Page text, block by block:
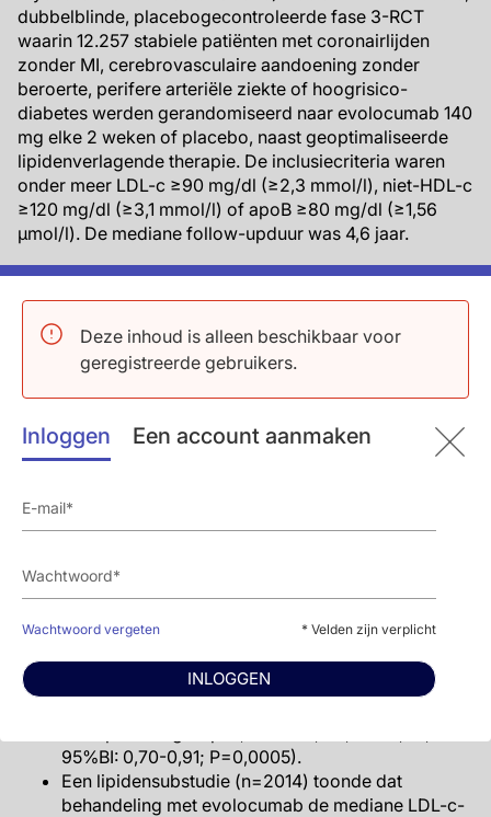
Deze inhoud is alleen beschikbaar voor
geregistreerde gebruikers.
Inloggen Een account aanmaken
Wachtwoord vergeten * Velden zijn verplicht
INLOGGEN
dubbelblinde, placebogecontroleerde fase 3-RCT
waarin 12.257 stabiele patiënten met coronairlijden
zonder MI, cerebrovasculaire aandoening zonder
beroerte, perifere arteriële ziekte of hoogrisico-
diabetes werden gerandomiseerd naar evolocumab 140
mg elke 2 weken of placebo, naast geoptimaliseerde
lipidenverlagende therapie. De inclusiecriteria waren
onder meer LDL-c ≥90 mg/dl (≥2,3 mmol/l), niet-HDL-c
≥120 mg/dl (≥3,1 mmol/l) of apoB ≥80 mg/dl (≥1,56
µmol/l). De mediane follow-upduur was 4,6 jaar.
De co-primaire uitkomstmaten waren een
samengestelde uitkomst van de tijd tot sterfte door
CHD, MI of ischemische beroerte (3-punts-MACE) en
een samengestelde uitkomst van de tijd tot 3-punts-
MACE of ischemie-gedreven arteriële revascularisatie
(4-punts-MACE).
Belangrijkste resultaten
6,2% bij patiënten die werden behandeld met
patiënten (HR: 0,75; 95%BI: 0,65-0,86; P<0,0001).
Het risico op 4-punts-MACE was ook lager in de
vs. 16,2%; HR: 0,81; 95%BI: 0,73-0,89; P<0,0001).
Bovendien was de frequentie van totale sterfte
(een van de belangrijkste secundaire
95%BI: 0,70-0,91; P=0,0005).
Een lipidensubstudie (n=2014) toonde dat
behandeling met evolocumab de mediane LDL-c-